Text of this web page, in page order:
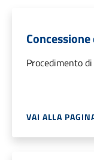
Procedimento
VAI ALLA